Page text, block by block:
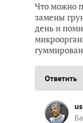
Что можно
замены
день и
Ответить